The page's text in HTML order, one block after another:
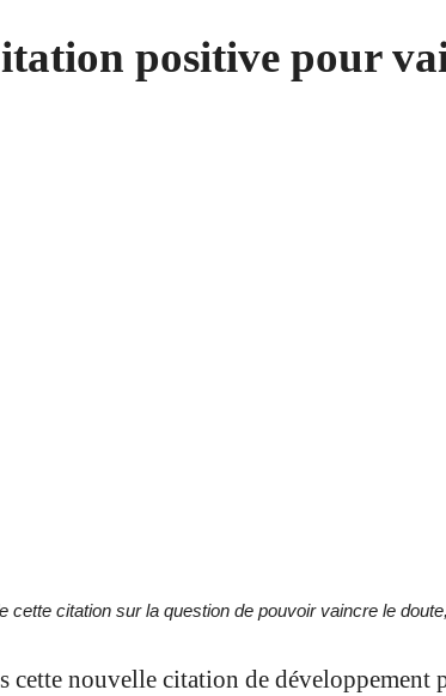
positive pour
cette citation sur la question de pouvoir vaincre le
cette nouvelle citation de développement